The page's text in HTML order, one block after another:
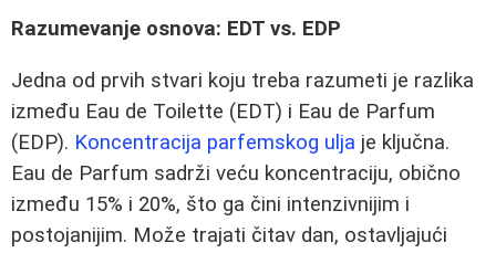
Razumevanje osnova: EDT vs. EDP
Jedna od prvih stvari koju treba razumeti je razlika
između Eau de Toilette (EDT) i Eau de Parfum
(EDP). Koncentracija parfemskog ulja je ključna.
Eau de Parfum sadrži veću koncentraciju, obično
između 15% i 20%, što ga čini intenzivnijim i
postojanijim. Može trajati čitav dan, ostavljajući